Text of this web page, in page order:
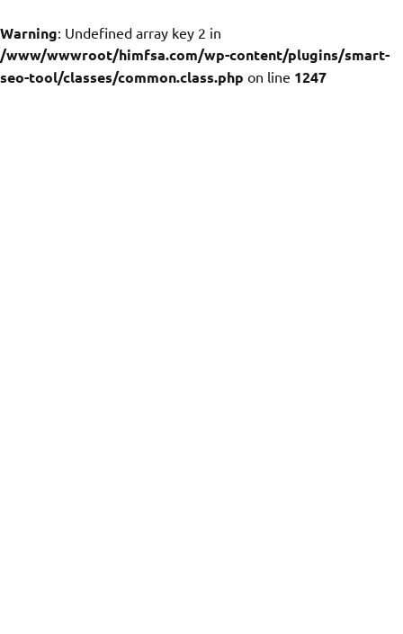
Warning: Undefined array key 2 in
/www/wwwroot/himfsa.com/wp-content/plugins/smart-
seo-tool/classes/common.class.php on line 1247